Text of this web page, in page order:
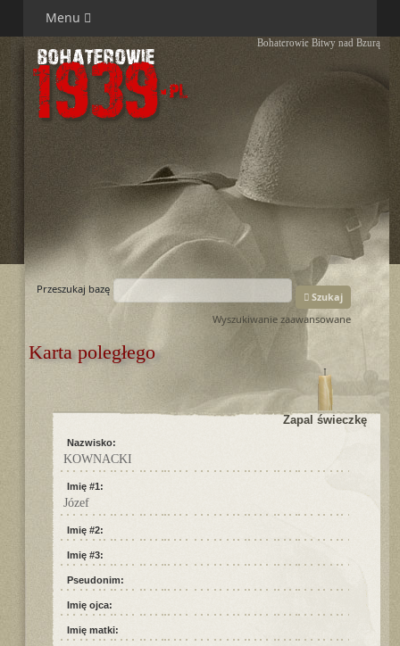
Menu
Bohaterowie Bitwy nad Bzurą
Przeszukaj bazę
Szukaj
Wyszukiwanie zaawansowane
Karta poległego
Zapal świeczkę
Nazwisko:
KOWNACKI
Imię #1:
Józef
Imię #2:
Imię #3:
Pseudonim:
Imię ojca:
Imię matki: